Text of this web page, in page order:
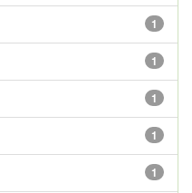
1
1
1
1
1